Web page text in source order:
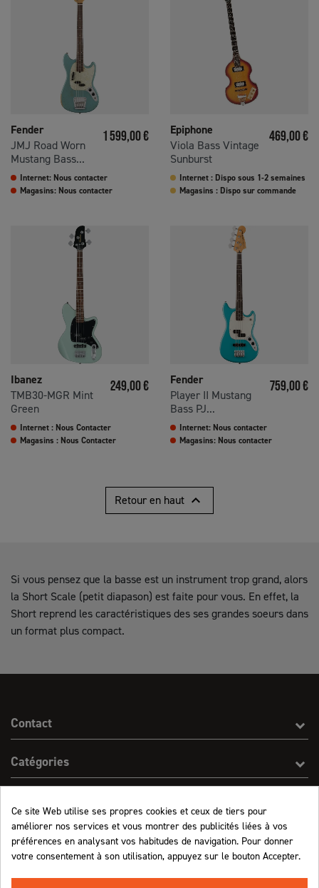
Fender
JMJ Road Worn
Mustang Bass...
Prix
1 599,00 €
Internet: Nous contacter
Magasins: Nous contacter
Epiphone
Viola Bass Vintage
Sunburst
Prix
469,00 €
Internet : Dispo sous 1-2 semaines
Magasins : Dispo sur commande
Ibanez
TMB30-MGR Mint
Green
Prix
249,00 €
Internet : Nous Contacter
Magasins : Nous Contacter
Fender
Player II Mustang
Bass PJ...
Prix
759,00 €
Internet: Nous contacter
Magasins: Nous contacter
Retour en haut 
Si vous pensez que la basse est un instrument trop grand, alors
la Short Scale (petit diapason) est faite pour vous. En effet, la
Short reprend les caractéristiques des ses grandes soeurs dans
un format plus compact.
Contact
Catégories
Informations
Ce site Web utilise ses propres cookies et ceux de tiers pour
améliorer nos services et vous montrer des publicités liées à vos
préférences en analysant vos habitudes de navigation. Pour donner
votre consentement à son utilisation, appuyez sur le bouton Accepter.